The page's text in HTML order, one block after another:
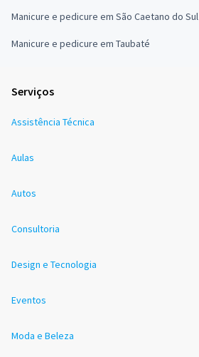
Manicure e pedicure em São Caetano do Sul
Manicure e pedicure em Taubaté
Serviços
Assistência Técnica
Aulas
Autos
Consultoria
Design e Tecnologia
Eventos
Moda e Beleza